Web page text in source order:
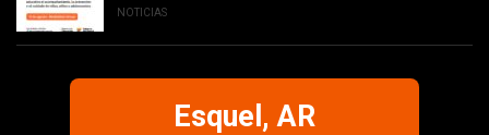
NOTICIAS
Esquel, AR